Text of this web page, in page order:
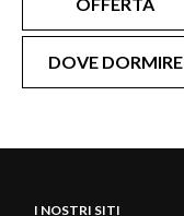
DOVE DORMIRE
I NOSTRI SITI